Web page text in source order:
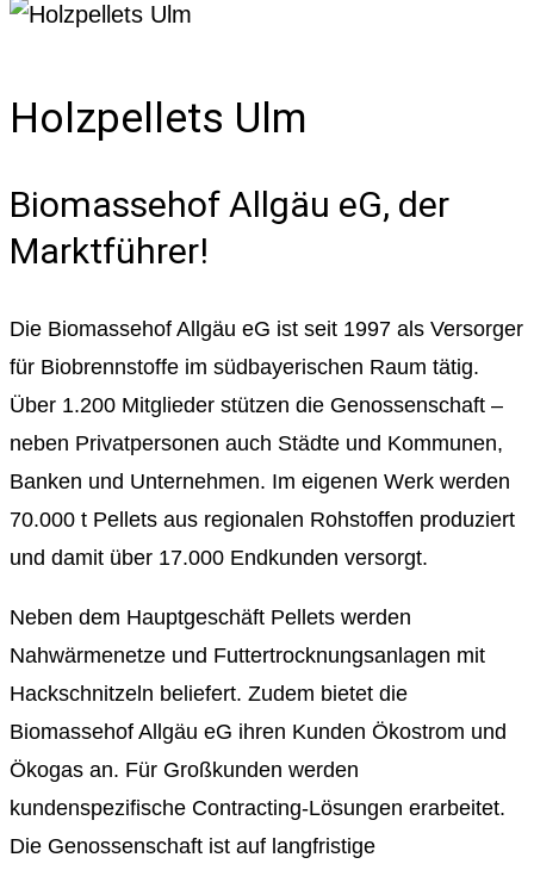
Holzpellets Ulm
Biomassehof Allgäu eG, der
Marktführer!
Die Biomassehof Allgäu eG ist seit 1997 als Versorger
für Biobrennstoffe im südbayerischen Raum tätig.
Über 1.200 Mitglieder stützen die Genossenschaft –
neben Privatpersonen auch Städte und Kommunen,
Banken und Unternehmen. Im eigenen Werk werden
70.000 t Pellets aus regionalen Rohstoffen produziert
und damit über 17.000 Endkunden versorgt.
Neben dem Hauptgeschäft Pellets werden
Nahwärmenetze und Futtertrocknungsanlagen mit
Hackschnitzeln beliefert. Zudem bietet die
Biomassehof Allgäu eG ihren Kunden Ökostrom und
Ökogas an. Für Großkunden werden
kundenspezifische Contracting-Lösungen erarbeitet.
Die Genossenschaft ist auf langfristige